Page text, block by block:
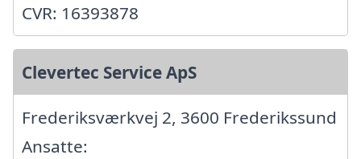
CVR: 16393878
Clevertec Service ApS
Frederiksværkvej 2, 3600 Frederikssund
Ansatte: